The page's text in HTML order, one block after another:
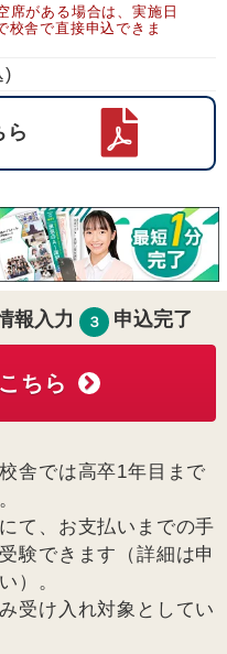
席がある場合は、実施日
校舎で直接申込できま
)
ら
報入力 ３ 申込完了
ちら
舎では高卒1年目まで
て、お支払いまでの手
験できます（詳細は申
）。
受け入れ対象としてい